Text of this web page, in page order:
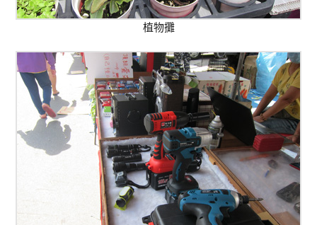
植物攤